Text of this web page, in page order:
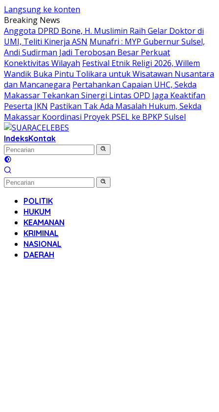
Langsung ke konten
Breaking News
Anggota DPRD Bone, H. Muslimin Raih Gelar Doktor di
UMI, Teliti Kinerja ASN Munafri : MYP Gubernur Sulsel,
Andi Sudirman Jadi Terobosan Besar Perkuat
Konektivitas Wilayah Festival Etnik Religi 2026, Willem
Wandik Buka Pintu Tolikara untuk Wisatawan Nusantara
dan Mancanegara Pertahankan Capaian UHC, Sekda
Makassar Tekankan Sinergi Lintas OPD Jaga Keaktifan
Peserta JKN Pastikan Tak Ada Masalah Hukum, Sekda
Makassar Koordinasi Proyek PSEL ke BPKP Sulsel
IndeksKontak
POLITIK
HUKUM
KEAMANAN
KRIMINAL
NASIONAL
DAERAH